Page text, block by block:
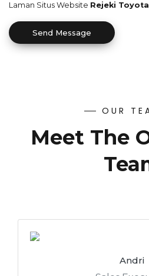
Laman Situs Website Rejeki Toyota
Send Message
OUR
Meet The
Andri